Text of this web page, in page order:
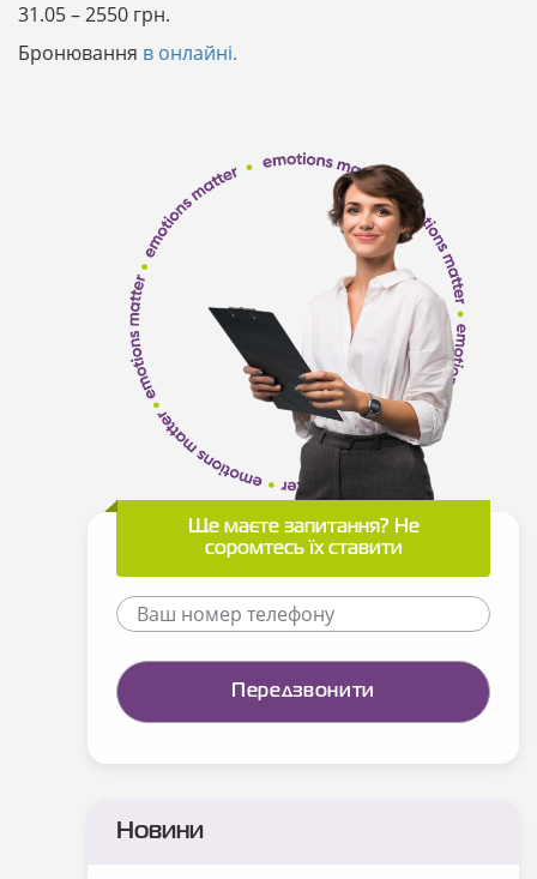
31.05 – 2550 грн.
Бронювання в онлайні.
Ще маєте запитання? Не
соромтесь їх ставити
Новини